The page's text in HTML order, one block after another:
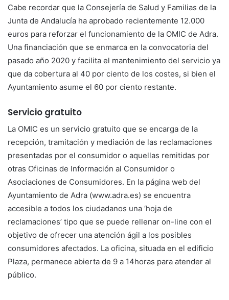
Cabe recordar que la Consejería de Salud y Familias de la
Junta de Andalucía ha aprobado recientemente 12.000
euros para reforzar el funcionamiento de la OMIC de Adra.
Una financiación que se enmarca en la convocatoria del
pasado año 2020 y facilita el mantenimiento del servicio ya
que da cobertura al 40 por ciento de los costes, si bien el
Ayuntamiento asume el 60 por ciento restante.
Servicio gratuito
La OMIC es un servicio gratuito que se encarga de la
recepción, tramitación y mediación de las reclamaciones
presentadas por el consumidor o aquellas remitidas por
otras Oficinas de Información al Consumidor o
Asociaciones de Consumidores. En la página web del
Ayuntamiento de Adra (www.adra.es) se encuentra
accesible a todos los ciudadanos una ‘hoja de
reclamaciones’ tipo que se puede rellenar on-line con el
objetivo de ofrecer una atención ágil a los posibles
consumidores afectados. La oficina, situada en el edificio
Plaza, permanece abierta de 9 a 14horas para atender al
público.